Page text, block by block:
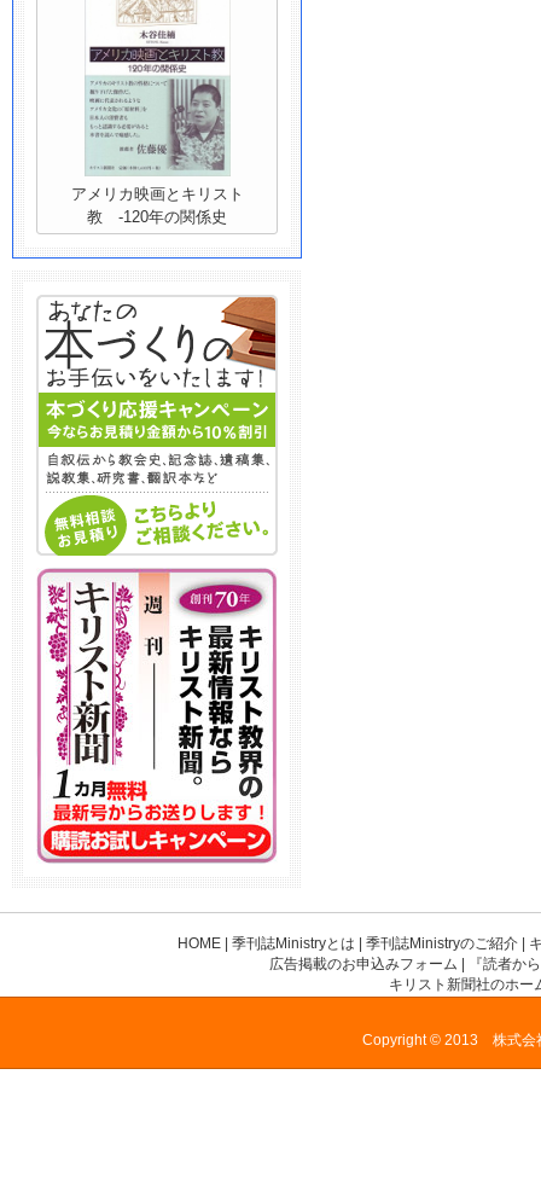
アメリカ映画とキリスト
教 -120年の関係史
HOME| 季刊誌Ministryとは | 季刊誌Ministryのご紹介|
広告掲載のお申込みフォーム |
『読者か
キリスト新聞社のホー
Copyright © 2013 株式会